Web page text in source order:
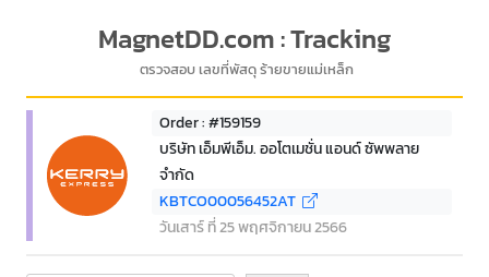
MagnetDD.com : Tracking
ตรวจสอบ เลขที่พัสดุ ร้ายขายแม่เหล็ก
Order : #159159
บริษัท เอ็มพีเอ็ม. ออโตเมชั่น แอนด์ ซัพพลาย
จำกัด
KBTCO00056452AT
วันเสาร์ ที่ 25 พฤศจิกายน 2566